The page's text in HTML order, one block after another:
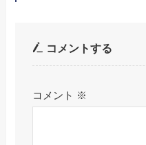
コメントする
コメント ※